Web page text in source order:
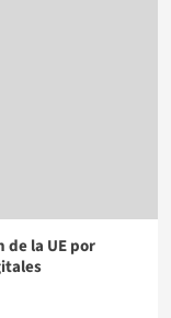
de la UE por